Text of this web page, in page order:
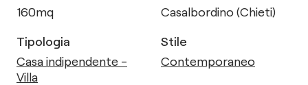
160mq
Casalbordino (Chieti)
Tipologia
Casa indipendente -
Villa
Stile
Contemporaneo